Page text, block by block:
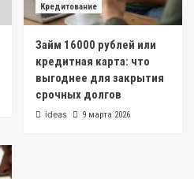
Кредитование
Займ 16000 рублей или
кредитная карта: что
выгоднее для закрытия
срочных долгов
ideas 9 марта 2026